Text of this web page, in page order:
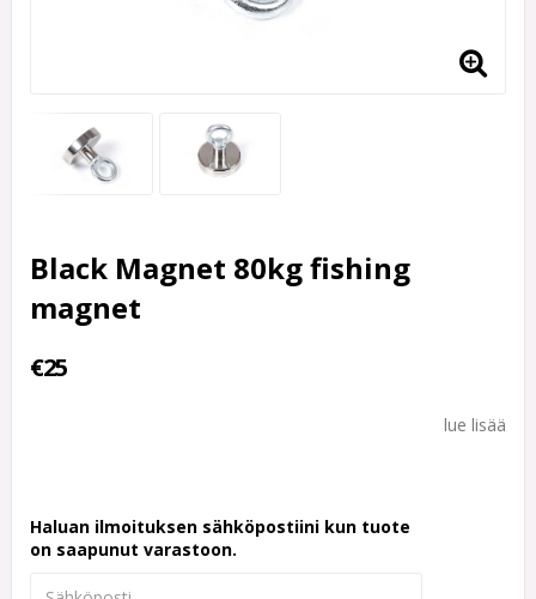
Black Magnet 80kg fishing
magnet
€25
lue lisää
Haluan ilmoituksen sähköpostiini kun tuote
on saapunut varastoon.